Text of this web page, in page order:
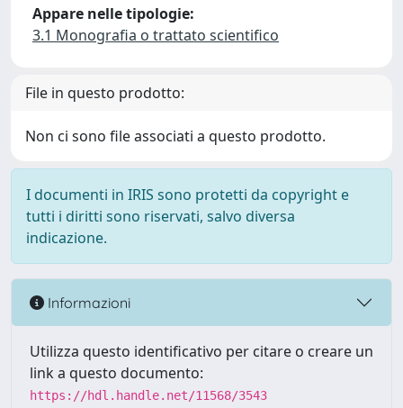
Appare nelle tipologie:
3.1 Monografia o trattato scientifico
File in questo prodotto:
Non ci sono file associati a questo prodotto.
I documenti in IRIS sono protetti da copyright e
tutti i diritti sono riservati, salvo diversa
indicazione.
Informazioni
Utilizza questo identificativo per citare o creare un
link a questo documento:
https://hdl.handle.net/11568/3543